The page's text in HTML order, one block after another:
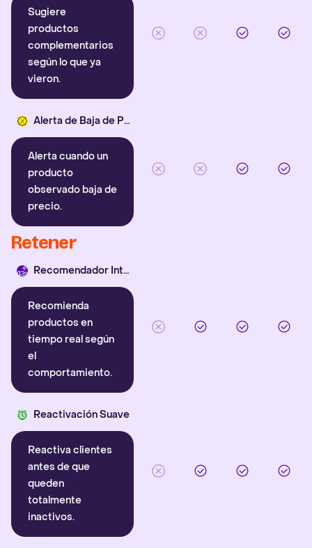
Sugiere
productos
complementarios
según lo que ya
vieron.
Alerta de Baja de Precio
Alerta cuando un
producto
observado baja de
precio.
Retener
Recomendador Inteligente
Recomienda
productos en
tiempo real según
el
comportamiento.
Reactivación Suave
Reactiva clientes
antes de que
queden
totalmente
inactivos.